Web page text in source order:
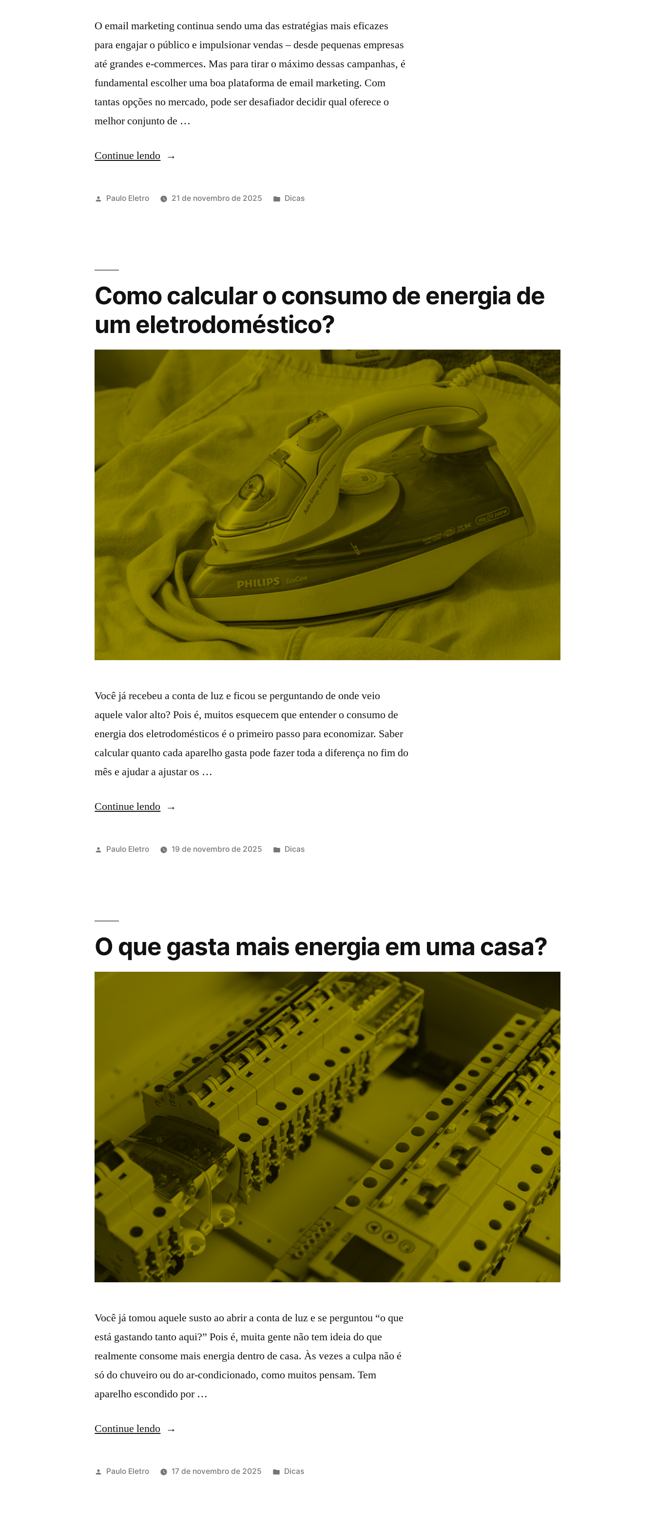
O email marketing continua sendo uma das estratégias mais eficazes
para engajar o público e impulsionar vendas – desde pequenas empresas
até grandes e-commerces. Mas para tirar o máximo dessas campanhas, é
fundamental escolher uma boa plataforma de email marketing. Com
tantas opções no mercado, pode ser desafiador decidir qual oferece o
melhor conjunto de …
Continue lendo“4
Plataformas
Publicado
Paulo Eletro 21 de novembro de 2025
Publicado
Dicas
Como calcular o consumo de energia de
um eletrodoméstico?
Você já recebeu a conta de luz e ficou se perguntando de onde veio
aquele valor alto? Pois é, muitos esquecem que entender o consumo de
energia dos eletrodomésticos é o primeiro passo para economizar. Saber
calcular quanto cada aparelho gasta pode fazer toda a diferença no fim do
mês e ajudar a ajustar os …
Continue lendo“Como
o
um
eletrodoméstico?”
Publicado
Paulo Eletro 19 de novembro de 2025
Publicado
Dicas
O que gasta mais energia em uma casa?
Você já tomou aquele susto ao abrir a conta de luz e se perguntou “o que
está gastando tanto aqui?” Pois é, muita gente não tem ideia do que
realmente consome mais energia dentro de casa. Às vezes a culpa não é
só do chuveiro ou do ar-condicionado, como muitos pensam. Tem
aparelho escondido por …
Continue lendo“O
gasta
Publicado
Paulo Eletro 17 de novembro de 2025
Publicado
Dicas